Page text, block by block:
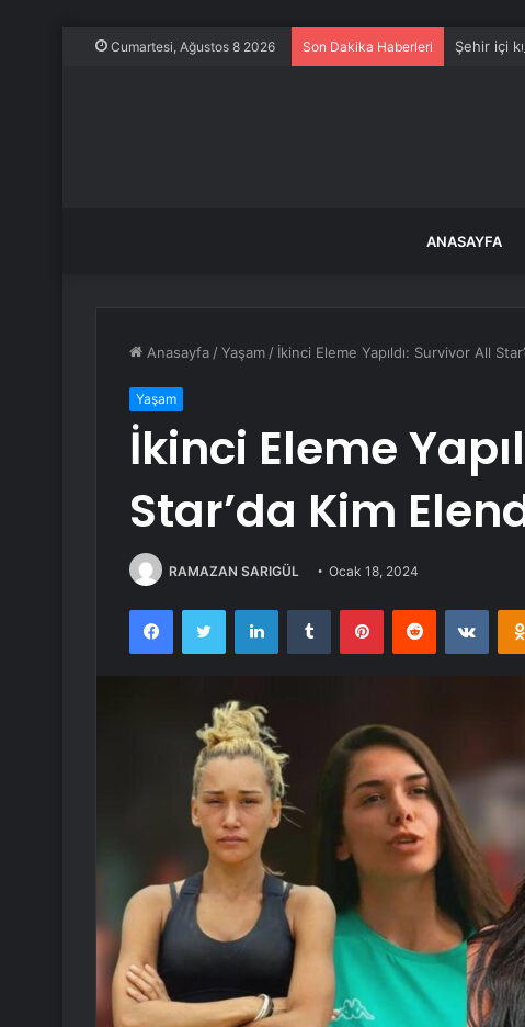
Cumartesi, Ağustos 8 2026 Son Dakika Haberleri Şehir içi
ANASAYFA
Anasayfa /Yaşam / İkinci Eleme Yapıldı: Survivor All
Yaşam
İkinci Eleme
Star’da Kim
RAMAZAN SARIGÜL Ocak 18, 2024
FacebookTwitter LinkedInTumblr PinterestReddit